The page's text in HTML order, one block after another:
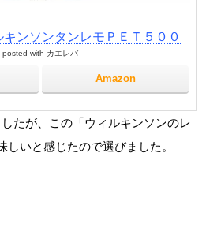
ンソンタンレモＰＥＴ５００
posted with カエレバ
Amazon
たが、この「ウィルキンソンのレ
しいと感じたので選びました。